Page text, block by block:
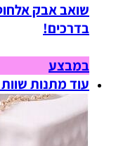
שואב אבק
בדרכים!
במבצע
עוד מתנות שוות